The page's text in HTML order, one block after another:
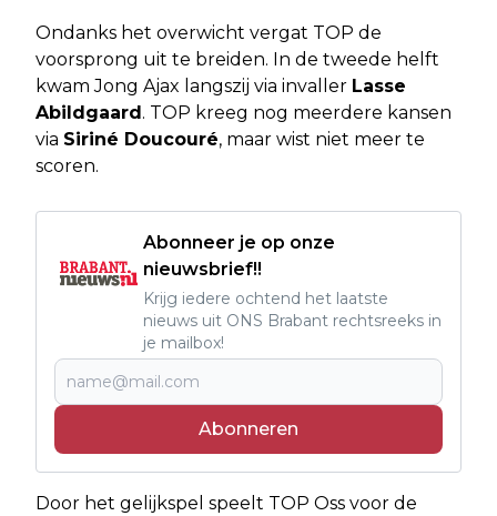
Ondanks het overwicht vergat TOP de
voorsprong uit te breiden. In de tweede helft
kwam Jong Ajax langszij via invaller Lasse
Abildgaard. TOP kreeg nog meerdere kansen
via Siriné Doucouré, maar wist niet meer te
scoren.
Abonneer je op onze
nieuwsbrief!!
Krijg iedere ochtend het laatste
nieuws uit ONS Brabant rechtsreeks in
je mailbox!
Abonneren
Door het gelijkspel speelt TOP Oss voor de